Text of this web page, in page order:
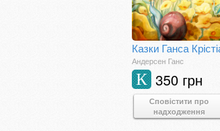
Андерсен Ганс
350 грн
К
Сповістити про
надходження